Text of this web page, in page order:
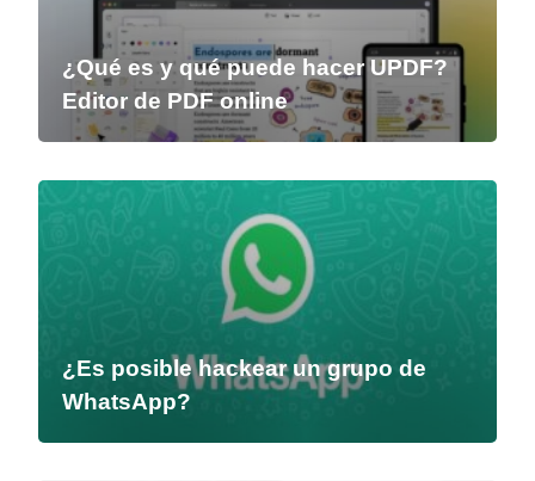
¿Qué es y qué puede hacer UPDF?
Editor de PDF online
¿Es posible hackear un grupo de
WhatsApp?